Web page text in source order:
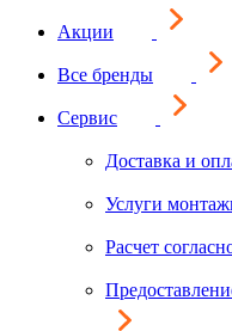
Акции
Все бренды
Сервис
Доставка и
Услуги
Расчет